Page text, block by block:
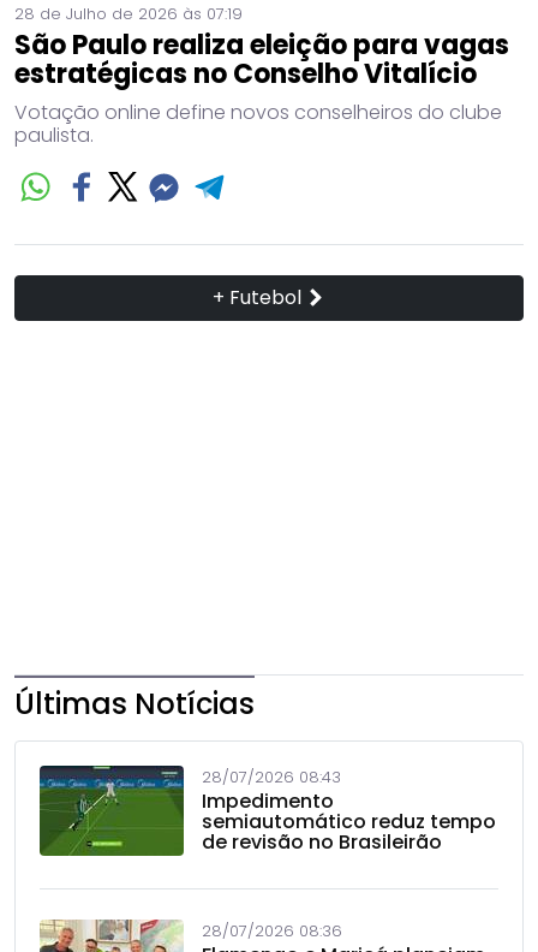
28 de Julho de 2026 às 07:19
São Paulo realiza eleição para vagas
estratégicas no Conselho Vitalício
Votação online define novos conselheiros do clube
paulista.
+ Futebol
Últimas Notícias
28/07/2026 08:43
Impedimento
semiautomático reduz tempo
de revisão no Brasileirão
28/07/2026 08:36